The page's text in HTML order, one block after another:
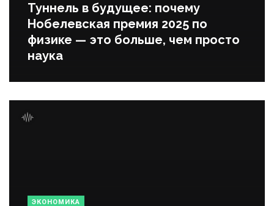
Туннель в будущее: почему
Нобелевская премия 2025 по
физике — это больше, чем просто
наука
ЭКОНОМИКА